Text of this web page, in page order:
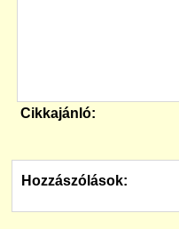
Cikkajánló:
Hozzászólások: